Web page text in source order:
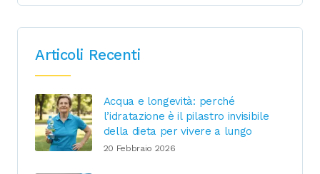
Articoli Recenti
Acqua e longevità: perché
l’idratazione è il pilastro invisibile
della dieta per vivere a lungo
20 Febbraio 2026